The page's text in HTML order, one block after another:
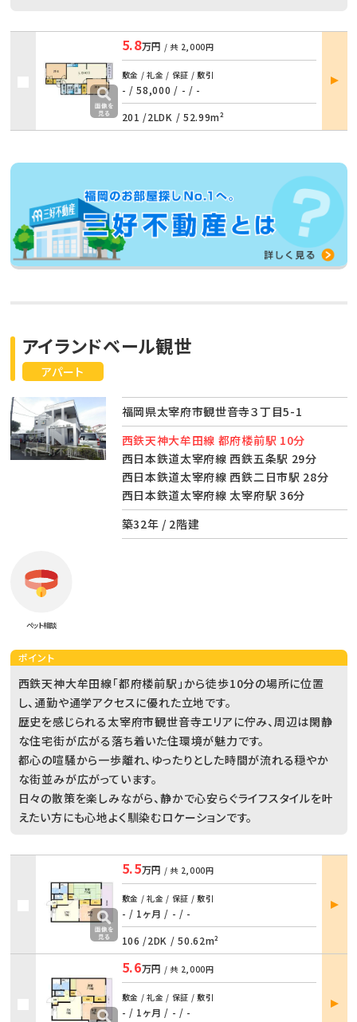
5.8万円 / 共 2,000円
敷金 / 礼金 / 保証 / 敷引
- / 58,000 / - / -
201 /2LDK / 52.99m²
部屋
詳細
アパート
アイランドベール観世
福岡県太宰府市観世音寺３丁目5-1
西鉄天神大牟田線 都府楼前駅 10分
西日本鉄道太宰府線 西鉄五条駅 29分
西日本鉄道太宰府線 西鉄二日市駅 28分
西日本鉄道太宰府線 太宰府駅 36分
築32年 / 2階建
ペット相談
ポイント
西鉄天神大牟田線「都府楼前駅」から徒歩10分の場所に位置
し、通勤や通学アクセスに優れた立地です。
歴史を感じられる太宰府市観世音寺エリアに佇み、周辺は閑静
な住宅街が広がる落ち着いた住環境が魅力です。
都心の喧騒から一歩離れ、ゆったりとした時間が流れる穏やか
な街並みが広がっています。
日々の散策を楽しみながら、静かで心安らぐライフスタイルを叶
えたい方にも心地よく馴染むロケーションです。
5.5万円 / 共 2,000円
敷金 / 礼金 / 保証 / 敷引
- / 1ヶ月 / - / -
106 /2DK /50.62m²
部屋
詳細
5.6万円 / 共 2,000円
敷金 / 礼金 / 保証 / 敷引
- / 1ヶ月 / - / -
部屋
詳細